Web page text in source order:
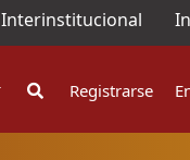
Interinstitucional
Registrarse